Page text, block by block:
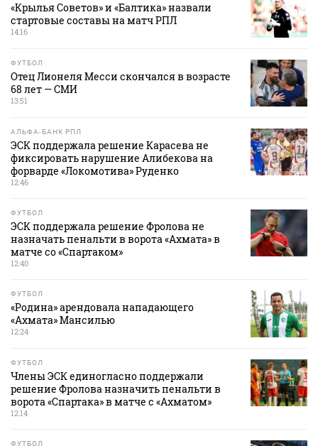
«Крылья Советов» и «Балтика» назвали
стартовые составы на матч РПЛ
14:16
ФУТБОЛ
Отец Лионеля Месси скончался в возрасте
68 лет — СМИ
13:51
АЛЬФА-БАНК РПЛ
ЭСК поддержала решение Карасева не
фиксировать нарушение Алибекова на
форварде «Локомотива» Руденко
12:46
ФУТБОЛ
ЭСК поддержала решение Фролова не
назначать пенальти в ворота «Ахмата» в
матче со «Спартаком»
12:40
ФУТБОЛ
«Родина» арендовала нападающего
«Ахмата» Мансилью
12:24
ФУТБОЛ
Члены ЭСК единогласно поддержали
решение Фролова назначить пенальти в
ворота «Спартака» в матче с «Ахматом»
12:14
ФУТБОЛ